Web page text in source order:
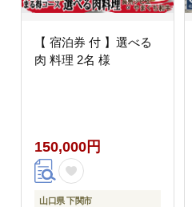
【 宿泊券 付 】選べる
肉 料理 2名 様
150,000円
山口県 下関市